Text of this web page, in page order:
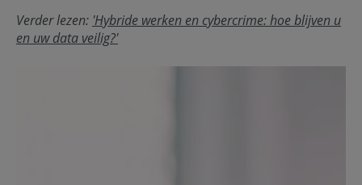
Verder lezen: 'Hybride werken en cybercrime: hoe blijven u
en uw data veilig?'